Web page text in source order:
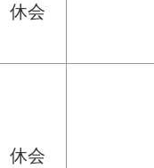
休会
休会